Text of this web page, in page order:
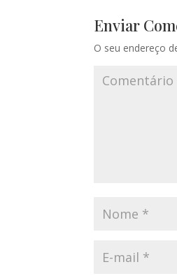
Enviar
O seu endereço